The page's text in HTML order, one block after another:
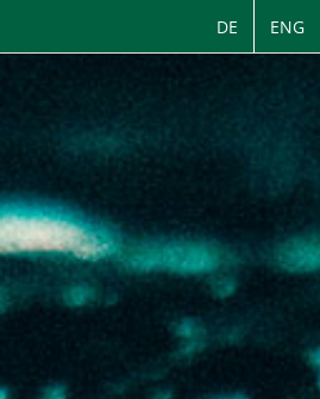
DE ENG